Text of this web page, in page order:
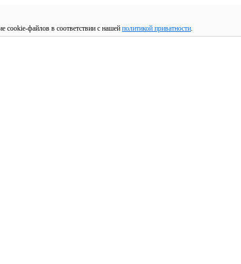
cookie-файлов в соответствии с нашей политикой приватности.